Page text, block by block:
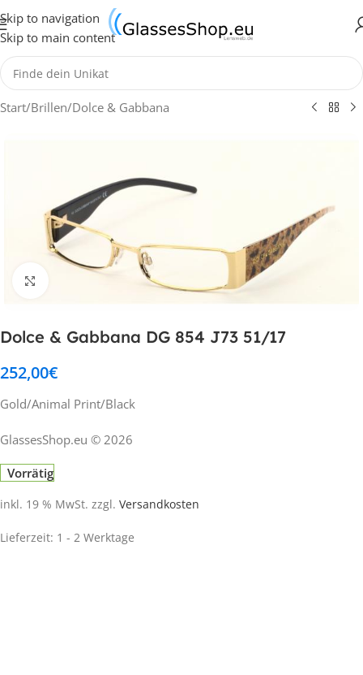
Skip to navigation
Skip to main content
Start/Brillen/Dolce & Gabbana
Klick zum Vergrößern
Dolce & Gabbana DG 854 J73 51/17
252,00€
Gold/Animal Print/Black
GlassesShop.eu © 2026
Vorrätig
inkl. 19 % MwSt. zzgl. Versandkosten
Lieferzeit: 1 - 2 Werktage